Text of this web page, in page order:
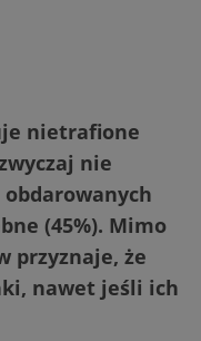
nietrafione
nie
(45%). Mimo
przyznaje, że
nawet jeśli ich